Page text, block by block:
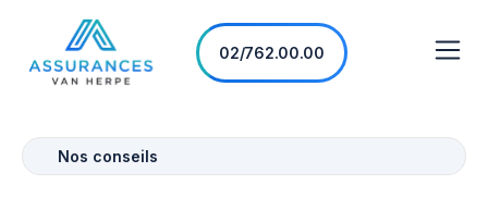
02/762.00.00
Nos conseils